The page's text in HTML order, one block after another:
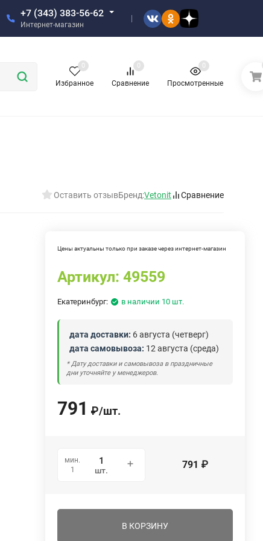
+7 (343) 383-56-62
Интернет-магазин
Избранное
0
Сравнение
0
Просмотренные
0
Оставить отзывБренд:Vetonit Сравнение
Цены актуальны только при заказе через интернет-магазин
Артикул:49559
Екатеринбург: в наличии 10 шт.
дата доставки: 6 августа (четверг)
дата самовывоза: 12 августа (среда)
* Дату доставки и самовывоза в праздничные
дни уточняйте у менеджеров.
791 ₽/шт.
мин.
1
шт. 791 ₽
В КОРЗИНУ